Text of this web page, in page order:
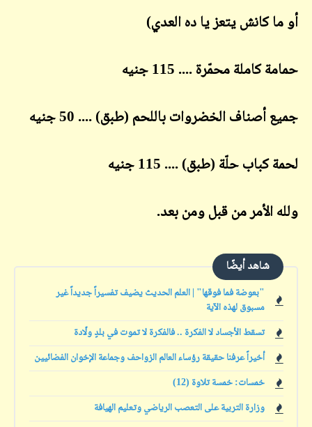
أو ما كانش يتعز يا ده العدي)
حمامة كاملة محمّرة .... 115 جنيه
جميع أصناف الخضروات باللحم (طبق) .... 50 جنيه
لحمة كباب حلّة (طبق) .... 115 جنيه
ولله الأمر من قبل ومن بعد.
شاهد أيضًا
"بعوضة فما فوقها" | العلم الحديث يضيف تفسيراً جديداً غير
مسبوق لهذه الآية
تسقط الأجساد لا الفكرة .. فالفكرة لا تموت في بلدٍ ولّادة
أخيراً عرفنا حقيقة رؤساء العالم الزواحف وجماعة الإخوان الفضائيين
خمسات: خمسة تلاوة (12)
وزارة التربية على التعصب الرياضي وتعليم الهيافة